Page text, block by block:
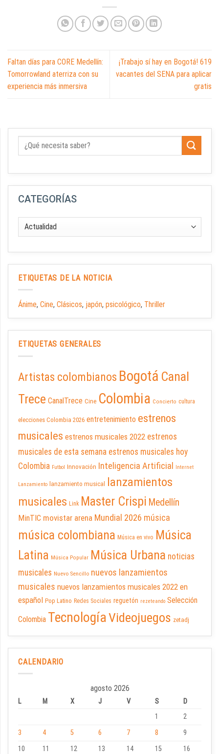
Faltan días para CORE Medellín:
Tomorrowland aterriza con su
experiencia más inmersiva
¡Trabajo sí hay en Bogotá! 619
vacantes del SENA para aplicar
gratis
CATEGORÍAS
ETIQUETAS DE LA NOTICIA
Ánime, Cine, Clásicos, japón, psicológico, Thriller
ETIQUETAS GENERALES
Artistas colombianos Bogotá Canal
Trece CanalTrece Cine Colombia Concierto cultura
elecciones Colombia 2026 entretenimiento estrenos
musicales estrenos musicales 2022 estrenos
musicales de esta semana estrenos musicales hoy
Colombia Futbol Innovación Inteligencia Artificial Internet
Lanzamiento lanzamiento musical lanzamientos
musicales Link Master Crispi Medellín
MinTIC movistar arena Mundial 2026 música
música colombiana Música en vivo Música
Latina Música Popular Música Urbana noticias
musicales Nuevo Sencillo nuevos lanzamientos
musicales nuevos lanzamientos musicales 2022 en
español Pop Latino Redes Sociales reguetón rezeteando Selección
Colombia TecnologíaVideojuegos zetadj
CALENDARIO
agosto 2026
L M X J V S
D
1
2
3
4 5 6 7 8
9
10
11 12 13 14 15
16